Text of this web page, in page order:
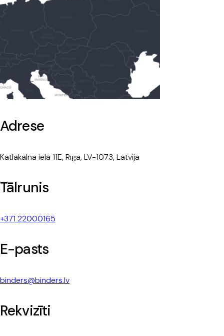
Adrese
Katlakalna iela 11E, Rīga, LV-1073, Latvija
Tālrunis
+371 22000165
E-pasts
binders@binders.lv
Rekvizīti